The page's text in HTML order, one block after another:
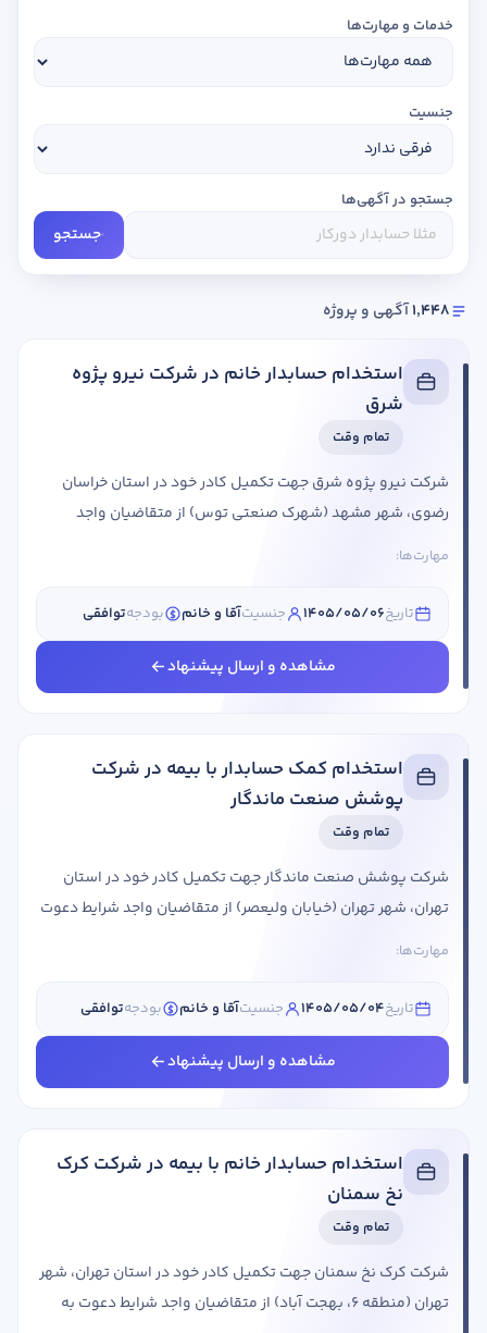
خدمات و مهارت‌ها
جنسیت
جستجو در آگهی‌ها
جستجو
1,448آگهی و پروژه
استخدام حسابدار خانم در شرکت نیرو پژوه
شرق
تمام وقت
شرکت نیرو پژوه شرق جهت تکمیل کادر خود در استان خراسان
رضوی، شهر مشهد (شهرک صنعتی توس) از متقاضیان واجد
رضوی شهر مورد نیاز: مشهد با حجاب عرف سازمان ها و اداراتدارای
مدرک تحصیلی لیسانس حسابداریبا حداقل 2 سال سابقه کار
مفیدتوانایی ثبت اسناد حسابداری نقد و بانکتوانایی ثبت ...
مهارت‌ها:
تاریخ1405/05/06 جنسیتآقا و خانم بودجهتوافقی
مشاهده و ارسال پیشنهاد
استخدام کمک حسابدار با بیمه در شرکت
پوشش صنعت ماندگار
تمام وقت
شرکت پوشش صنعت ماندگار جهت تکمیل کادر خود در استان
تهران، شهر تهران (خیابان ولیعصر) از متقاضیان واجد شرایط دعوت
حقوق: از 25 الی 30 میلیون استان مورد نیاز: تهران شهر مورد نیاز:
تهران مسلط به سپیدارحسابداری بازرگانی و پیمانکاریدارای
تحصیلات حسابداری مزایا:بیمه تکمیلیهدایای مناسبتی بیمه از روز
اولحقوق از روز ...
مهارت‌ها:
تاریخ1405/05/04 جنسیتآقا و خانم بودجهتوافقی
مشاهده و ارسال پیشنهاد
استخدام حسابدار خانم با بیمه در شرکت کرک
نخ سمنان
تمام وقت
شرکت کرک نخ سمنان جهت تکمیل کادر خود در استان تهران، شهر
تهران (منطقه 6، بهجت آباد) از متقاضیان واجد شرایط دعوت به